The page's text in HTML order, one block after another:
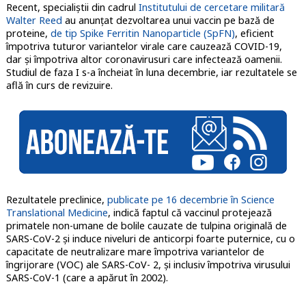
Recent, specialiștii din cadrul Institutului de cercetare militară
Walter Reed au anunțat dezvoltarea unui vaccin pe bază de
proteine, de tip Spike Ferritin Nanoparticle (SpFN), eficient
împotriva tuturor variantelor virale care cauzează COVID-19,
dar și împotriva altor coronavirusuri care infectează oamenii.
Studiul de faza I s-a încheiat în luna decembrie, iar rezultatele se
află în curs de revizuire.
Rezultatele preclinice, publicate pe 16 decembrie în Science
Translational Medicine, indică faptul că vaccinul protejează
primatele non-umane de bolile cauzate de tulpina originală de
SARS-CoV-2 și induce niveluri de anticorpi foarte puternice, cu o
capacitate de neutralizare mare împotriva variantelor de
îngrijorare (VOC) ale SARS-CoV- 2, și inclusiv împotriva virusului
SARS-CoV-1 (care a apărut în 2002).